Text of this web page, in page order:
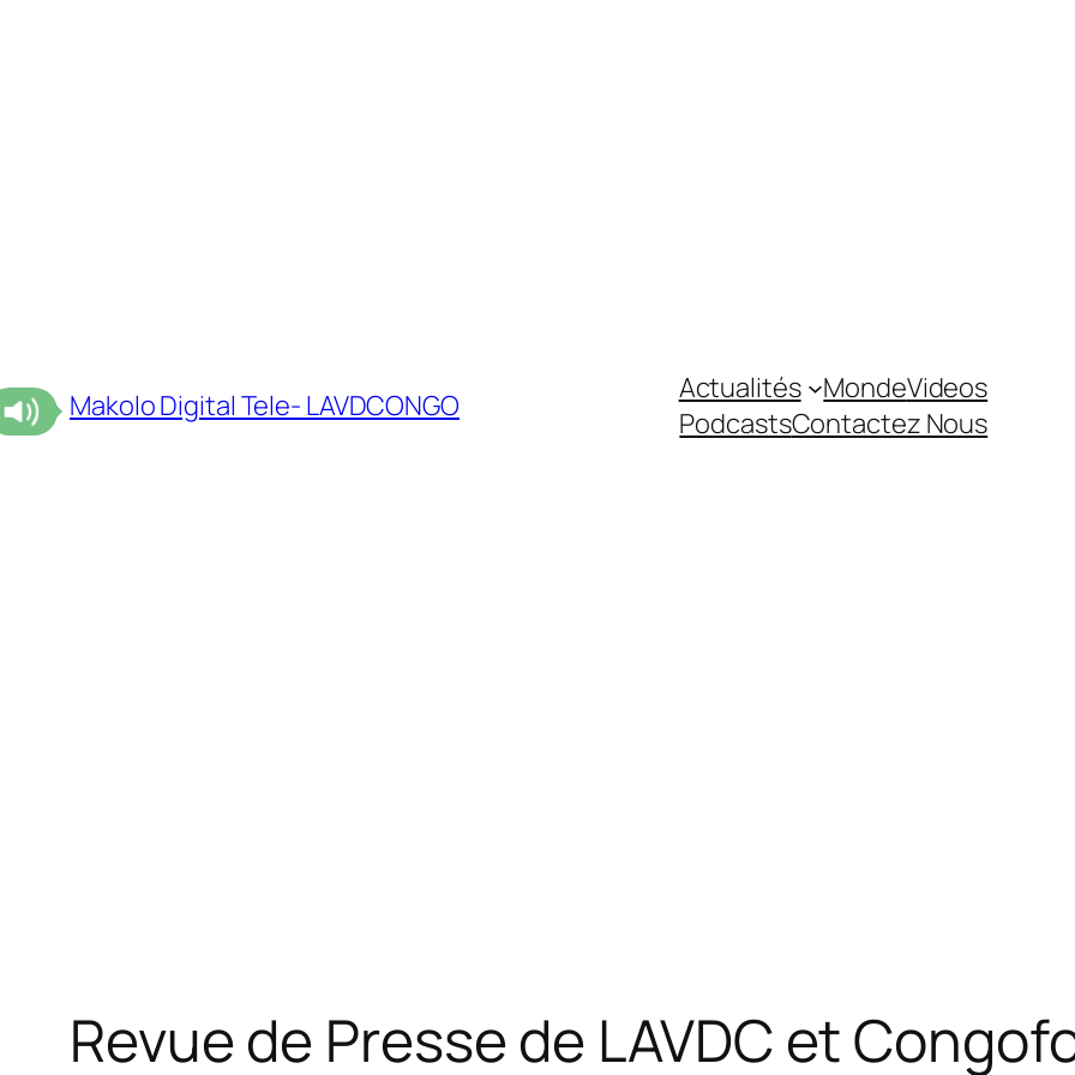
Makolo Digital Tele- LAVDCONGO Actualités MondeVideos
PodcastsContactez Nous
Revue de Presse de LAVDC et